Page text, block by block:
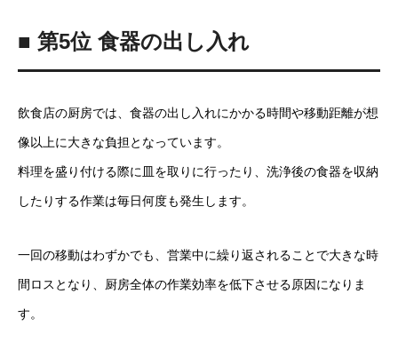
■ 第5位 食器の出し入れ
飲食店の厨房では、食器の出し入れにかかる時間や移動距離が想
像以上に大きな負担となっています。
料理を盛り付ける際に皿を取りに行ったり、洗浄後の食器を収納
したりする作業は毎日何度も発生します。
一回の移動はわずかでも、営業中に繰り返されることで大きな時
間ロスとなり、厨房全体の作業効率を低下させる原因になりま
す。